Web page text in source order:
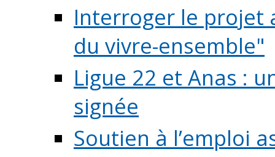
Interroger le projet
du vivre-ensemble"
Ligue 22 et Anas :
signée
Soutien à l’emploi